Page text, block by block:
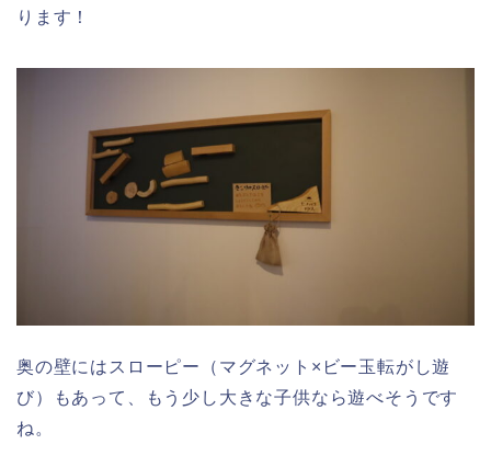
ります！
奥の壁にはスローピー（マグネット×ビー玉転がし遊
び）もあって、もう少し大きな子供なら遊べそうです
ね。